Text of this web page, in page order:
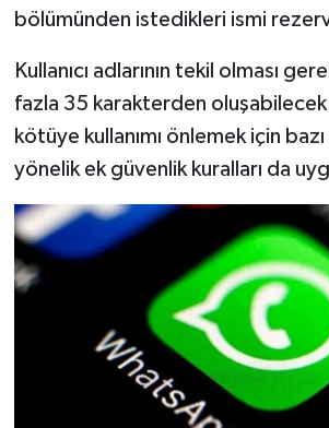
bölümünden istedikleri ismi
Kullanıcı adlarının tekil olması
fazla 35 karakterden
kötüye kullanımı önlemek için
yönelik ek güvenlik kuralları da